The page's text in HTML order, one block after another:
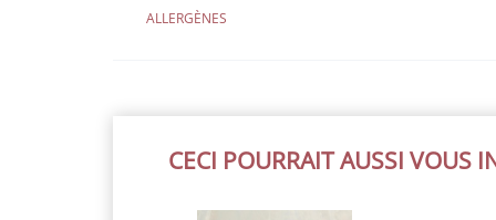
ALLERGÈNES
CECI POURRAIT AUSSI VOUS